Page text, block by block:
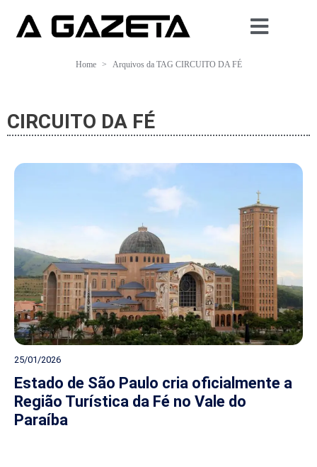
Home Arquivos da TAG CIRCUITO DA FÉ
CIRCUITO DA FÉ
25/01/2026
Estado de São Paulo cria oficialmente a
Região Turística da Fé no Vale do
Paraíba